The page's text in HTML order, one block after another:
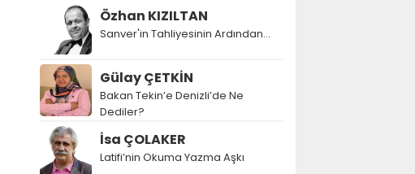
Özhan KIZILTAN
Sanver'in Tahliyesinin Ardından…
Gülay ÇETKİN
Bakan Tekin’e Denizli’de Ne
Dediler?
İsa ÇOLAKER
Latifi’nin Okuma Yazma Aşkı